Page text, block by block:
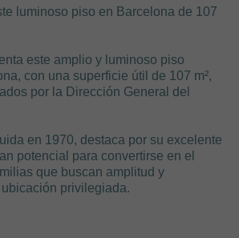
luminoso piso en Barcelona de 107
este amplio y luminoso piso
con una superficie útil de 107 m²,
por la Dirección General del
en 1970, destaca por su excelente
potencial para convertirse en el
que buscan amplitud y
privilegiada.